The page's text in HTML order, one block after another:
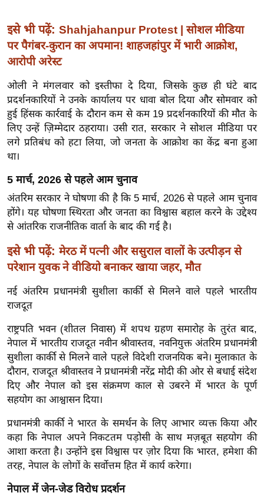
यं
ग
इं
या
सा
हि
त्य
ज
त
ऑ
टो
र्ल्ड
न्यू
ज
ब्री
म
नो
रं
ज
न
ग
त
बॉ
ली
वु
इसे भी पढ़ें: Shahjahanpur Protest | सोशल मीडिया
पर पैगंबर-कुरान का अपमान! शाहजहांपुर में भारी आक्रोश,
आरोपी अरेस्ट
ओली ने मंगलवार को इस्तीफा दे दिया, जिसके कुछ ही घंटे बाद
प्रदर्शनकारियों ने उनके कार्यालय पर धावा बोल दिया और सोमवार को
हुई हिंसक कार्रवाई के दौरान कम से कम 19 प्रदर्शनकारियों की मौत के
लिए उन्हें ज़िम्मेदार ठहराया। उसी रात, सरकार ने सोशल मीडिया पर
लगे प्रतिबंध को हटा लिया, जो जनता के आक्रोश का केंद्र बना हुआ
था।
5 मार्च, 2026 से पहले आम चुनाव
अंतरिम सरकार ने घोषणा की है कि 5 मार्च, 2026 से पहले आम चुनाव
होंगे। यह घोषणा स्थिरता और जनता का विश्वास बहाल करने के उद्देश्य
से आंतरिक राजनीतिक वार्ता के बाद की गई है।
इसे भी पढ़ें: मेरठ में पत्नी और ससुराल वालों के उत्पीड़न से
परेशान युवक ने वीडियो बनाकर खाया जहर, मौत
नई अंतरिम प्रधानमंत्री सुशीला कार्की से मिलने वाले पहले भारतीय
राजदूत
राष्ट्रपति भवन (शीतल निवास) में शपथ ग्रहण समारोह के तुरंत बाद,
नेपाल में भारतीय राजदूत नवीन श्रीवास्तव, नवनियुक्त अंतरिम प्रधानमंत्री
सुशीला कार्की से मिलने वाले पहले विदेशी राजनयिक बने। मुलाकात के
दौरान, राजदूत श्रीवास्तव ने प्रधानमंत्री नरेंद्र मोदी की ओर से बधाई संदेश
दिए और नेपाल को इस संक्रमण काल ​​से उबरने में भारत के पूर्ण
सहयोग का आश्वासन दिया।
प्रधानमंत्री कार्की ने भारत के समर्थन के लिए आभार व्यक्त किया और
कहा कि नेपाल अपने निकटतम पड़ोसी के साथ मज़बूत सहयोग की
आशा करता है। उन्होंने इस विश्वास पर ज़ोर दिया कि भारत, हमेशा की
तरह, नेपाल के लोगों के सर्वोत्तम हित में कार्य करेगा।
नेपाल में जेन-जेड विरोध प्रदर्शन